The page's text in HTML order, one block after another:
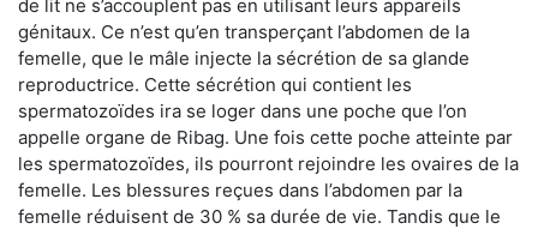
de lit ne s’accouplent pas en utilisant leurs appareils
génitaux. Ce n’est qu’en transperçant l’abdomen de la
femelle, que le mâle injecte la sécrétion de sa glande
reproductrice. Cette sécrétion qui contient les
spermatozoïdes ira se loger dans une poche que l’on
appelle organe de Ribag. Une fois cette poche atteinte par
les spermatozoïdes, ils pourront rejoindre les ovaires de la
femelle. Les blessures reçues dans l’abdomen par la
femelle réduisent de 30 % sa durée de vie. Tandis que le